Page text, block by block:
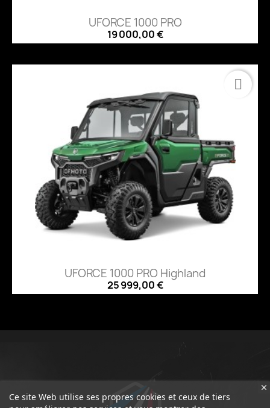
UFORCE 1000 PRO
19 000,00 €
UFORCE 1000 PRO Highland
25 999,00 €
Ce site Web utilise ses propres cookies et ceux de tiers